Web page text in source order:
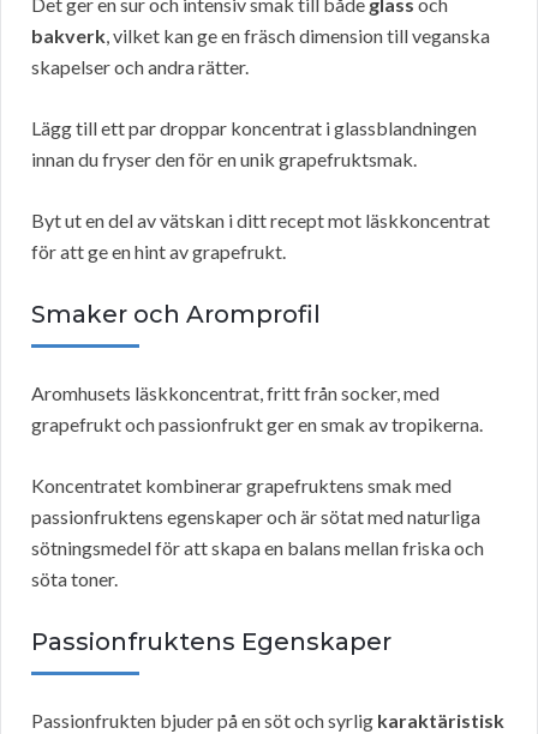
bakverk, vilket kan ge en fräsch dimension till veganska
skapelser och andra rätter.
Lägg till ett par droppar koncentrat i glassblandningen
innan du fryser den för en unik grapefruktsmak.
Byt ut en del av vätskan i ditt recept mot läskkoncentrat
för att ge en hint av grapefrukt.
Smaker och Aromprofil
Aromhusets läskkoncentrat, fritt från socker, med
grapefrukt och passionfrukt ger en smak av tropikerna.
Koncentratet kombinerar grapefruktens smak med
passionfruktens egenskaper och är sötat med naturliga
sötningsmedel för att skapa en balans mellan friska och
söta toner.
Passionfruktens Egenskaper
Passionfrukten bjuder på en söt och syrlig karaktäristisk